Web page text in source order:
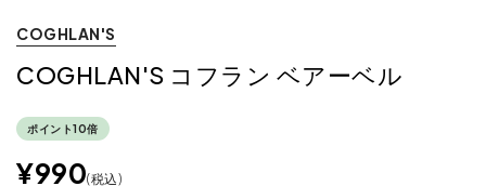
COGHLAN'S
COGHLAN'S コフラン ベアーベル
ポイント10倍
¥990 税込